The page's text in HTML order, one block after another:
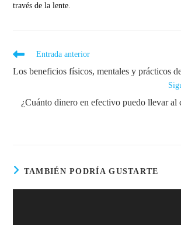
través de la lente.
Entrada anterior
Los beneficios físicos, mentales y prácticos
¿Cuánto dinero en efectivo puedo llevar al
TAMBIÉN PODRÍA GUSTARTE